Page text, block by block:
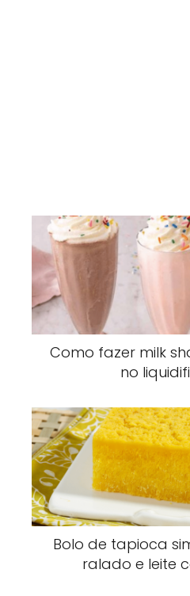
Como fazer milk
no
Bolo de tapioca
ralado e leite